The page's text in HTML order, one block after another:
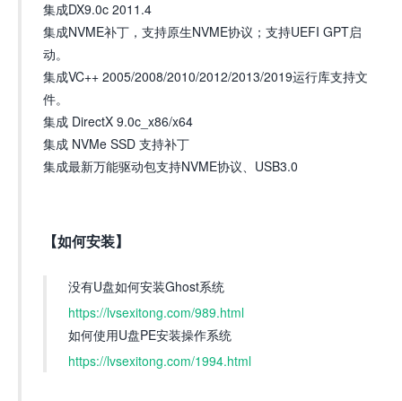
集成DX9.0c 2011.4
集成NVME补丁，支持原生NVME协议；支持UEFI GPT启
动。
集成VC++ 2005/2008/2010/2012/2013/2019运行库支持文
件。
集成 DirectX 9.0c_x86/x64
集成 NVMe SSD 支持补丁
集成最新万能驱动包支持NVME协议、USB3.0
【如何安装】
没有U盘如何安装Ghost系统
https://lvsexitong.com/989.html
如何使用U盘PE安装操作系统
https://lvsexitong.com/1994.html